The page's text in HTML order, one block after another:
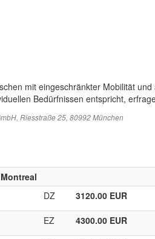
mit eingeschränkter Mobilität
Bedürfnissen entspricht,
, Riesstraße 25, 80992 München
DZ 3120.00 EUR
EZ 4300.00 EUR